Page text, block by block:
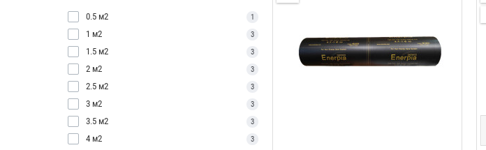
0.5 м2 1
1 м2 3
1.5 м2 3
2 м2 3
2.5 м2 3
3 м2 3
3.5 м2 3
4 м2 3